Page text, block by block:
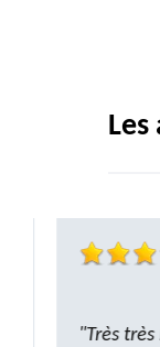
Les
"Très très